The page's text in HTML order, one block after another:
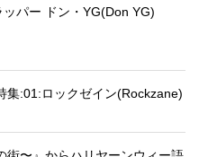
パー ドン・YG(Don YG)
集:01:ロックゼイン(Rockzane)